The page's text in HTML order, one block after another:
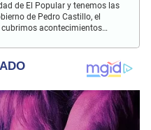
de El Popular y tenemos las
de Pedro Castillo, el
acontecimientos